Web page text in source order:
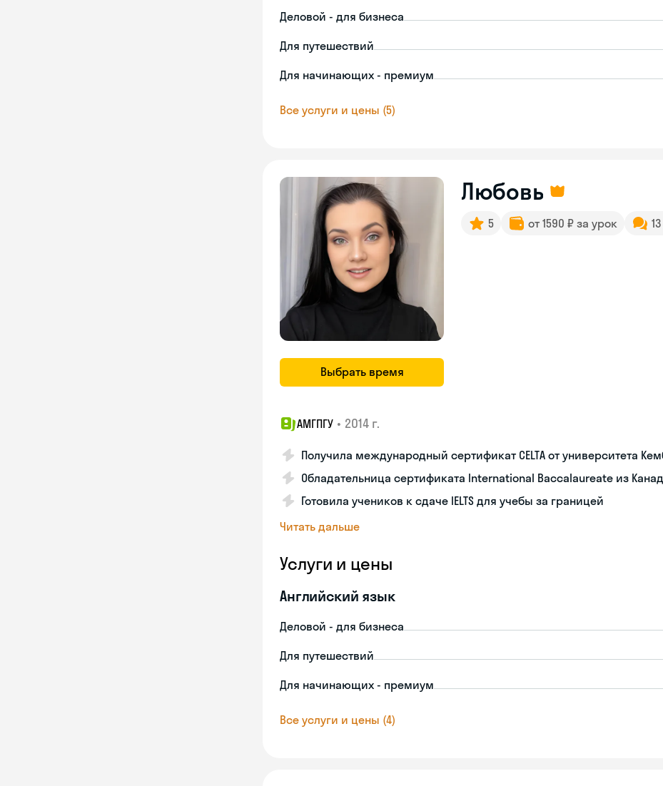
Деловой - для бизнеса
Для путешествий
Для начинающих - премиум
Все услуги и цены (5)
Выбрать время
Любовь
5 от 1590 ₽ за урок
АМГПГУ • 2014 г.
Получила международный сертификат CELTA от университета
Обладательница сертификата International Baccalaureate из
Готовила учеников к сдаче IELTS для учебы за границей
Читать дальше
Услуги и цены
Английский язык
Деловой - для бизнеса
Для путешествий
Для начинающих - премиум
Все услуги и цены (4)